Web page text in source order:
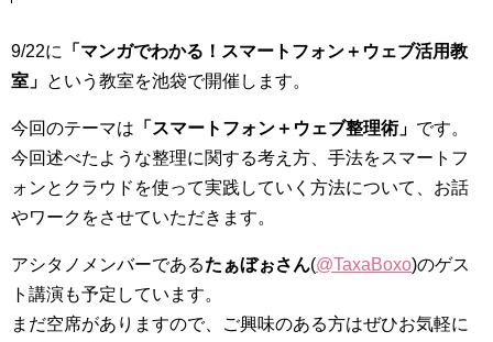
9/22に
「マンガでわかる！スマートフォン＋ウェブ活用教
室」 という教室を池袋で開催します。
今回のテーマは 「スマートフォン＋ウェブ整理術」 です。
今回述べたような整理に関する考え方、手法をスマートフ
ォンとクラウドを使って実践していく方法について、お話
やワークをさせていただきます。
アシタノメンバーであるたぁぼぉさん(@TaxaBoxo)のゲス
ト講演も予定しています。
まだ空席がありますので、ご興味のある方はぜひお気軽に